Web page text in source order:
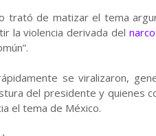
trató de matizar el tema
la violencia derivada del
se viralizaron,
del presidente y quienes
el tema de México.